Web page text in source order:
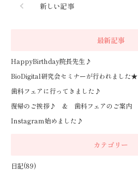
新しい記事
最新記事
HappyBirthday院長先生♪
BioDigital研究会セミナーが行われました★
歯科フェアに行ってきました♪
復帰のご挨拶♪ & 歯科フェアのご案内
Instagram始めました♪
カテゴリー
日記(89)